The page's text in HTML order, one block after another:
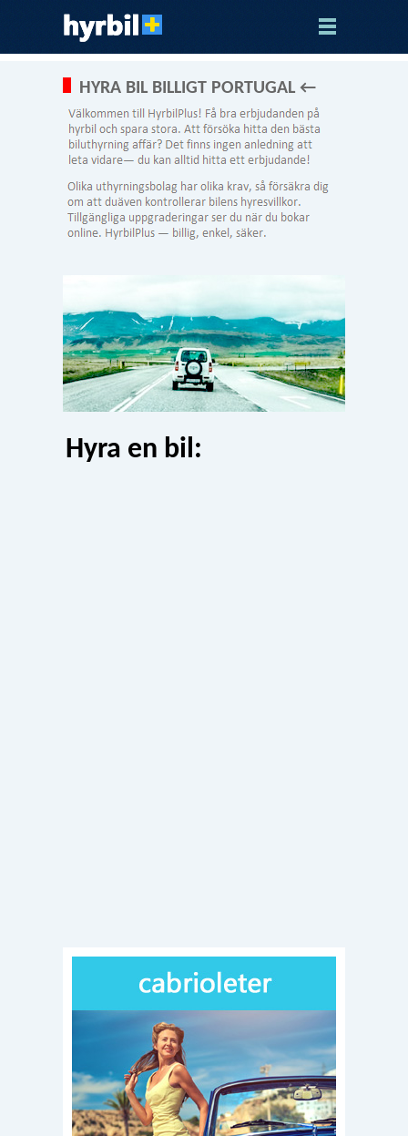
HYRA BIL BILLIGT PORTUGAL ←
Hyra en bil: